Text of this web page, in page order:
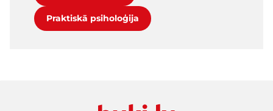
Praktiskā psiholoģija